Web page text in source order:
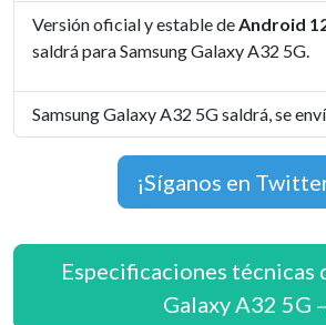
Versión oficial y estable deAndroid
saldrá para Samsung Galaxy A32 5G.
Samsung Galaxy A32 5G saldrá, se
¡Síganos en
Especificaciones técnicas
Galaxy A32 5G